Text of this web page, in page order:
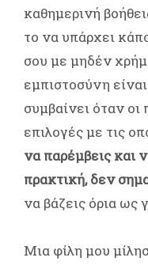
καθημερινή
το να υπάρχει
σου με μηδέν
εμπιστοσύνη
συμβαίνει όταν
επιλογές με τις
να παρέμβεις και
πρακτική, δεν
να βάζεις όρια ως
Μια φίλη μου